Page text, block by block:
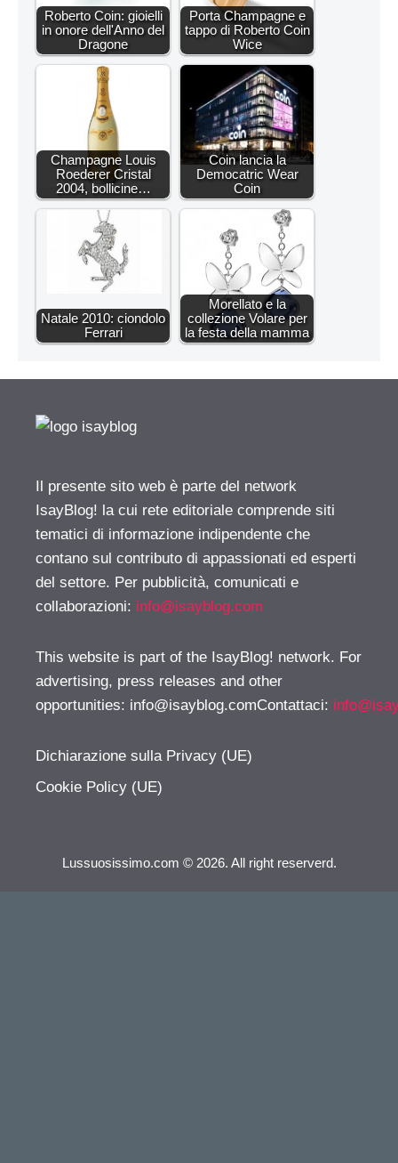
Roberto Coin: gioielli
in onore dell'Anno del
Dragone
Porta Champagne e
tappo di Roberto Coin
Wice
Champagne Louis
Roederer Cristal
2004, bollicine…
Coin lancia la
Democatric Wear
Coin
Natale 2010: ciondolo
Ferrari
Morellato e la
collezione Volare per
la festa della mamma
Il presente sito web è parte del network
IsayBlog! la cui rete editoriale comprende siti
tematici di informazione indipendente che
contano sul contributo di appassionati ed esperti
del settore. Per pubblicità, comunicati e
collaborazioni: info@isayblog.com
This website is part of the IsayBlog! network. For
advertising, press releases and other
opportunities: info@isayblog.comContattaci:
Dichiarazione sulla Privacy (UE)
Cookie Policy (UE)
Lussuosissimo.com © 2026. All right reserverd.